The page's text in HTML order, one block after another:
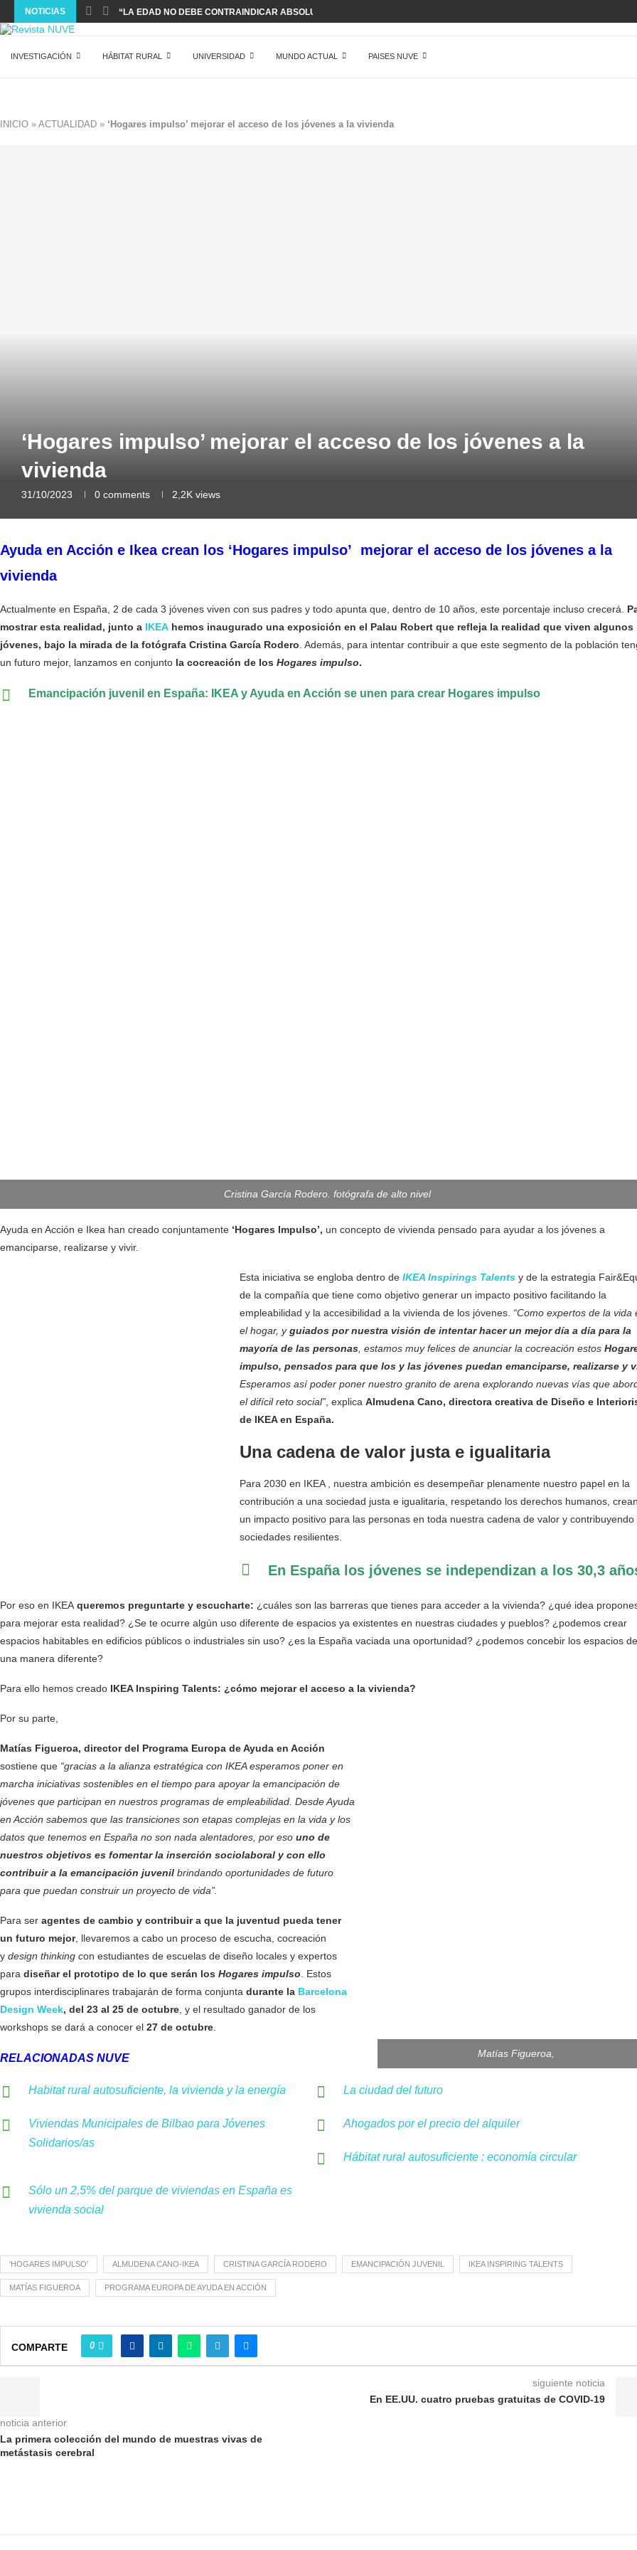
NOTICIAS “LA EDAD NO DEBE CONTRAINDICAR ABSOLUTAMENTE NADA EN...
INVESTIGACIÓN HÁBITAT RURAL UNIVERSIDAD MUNDO ACTUAL PAISES NUVE
INICIO » ACTUALIDAD » ‘Hogares impulso’ mejorar el acceso de los jóvenes a la vivienda
‘Hogares impulso’ mejorar el acceso de los jóvenes a la
vivienda
31/10/2023 0 comments 2,2K views
Ayuda en Acción e Ikea crean los ‘Hogares impulso’ mejorar el acceso de los jóvenes a la
vivienda
Actualmente en España, 2 de cada 3 jóvenes viven con sus padres y todo apunta que, dentro de 10 años, este porcentaje incluso crecerá.
mostrar esta realidad, junto a IKEA hemos inaugurado una exposición en el Palau Robert que refleja la realidad que viven algunos
jóvenes, bajo la mirada de la fotógrafa Cristina García Rodero . Además, para intentar contribuir a que este segmento de la población
un futuro mejor, lanzamos en conjunto la cocreación de los Hogares impulso.
Emancipación juvenil en España: IKEA y Ayuda en Acción se unen para crear Hogares impulso
Cristina García Rodero. fotógrafa de alto nivel
Ayuda en Acción e Ikea han creado conjuntamente ‘Hogares Impulso’, un concepto de vivienda pensado para ayudar a los jóvenes a
emanciparse, realizarse y vivir.
Esta iniciativa se engloba dentro de IKEA Inspirings Talents y de la estrategia
de la compañía que tiene como objetivo generar un impacto positivo facilitando la
empleabilidad y la accesibilidad a la vivienda de los jóvenes. “Como expertos de la vida
el hogar, yguiados por nuestra visión de intentar hacer un mejor día a día para la
mayoría de las personas , estamos muy felices de anunciar la cocreación estos
impulso, pensados para que los y las jóvenes puedan emanciparse, realizarse y
Esperamos así poder poner nuestro granito de arena explorando nuevas vías que
el difícil reto social” , explica Almudena Cano, directora creativa de Diseño e
de IKEA en España.
Una cadena de valor justa e igualitaria
Para 2030 en IKEA , nuestra ambición es desempeñar plenamente nuestro papel en la
contribución a una sociedad justa e igualitaria, respetando los derechos humanos,
un impacto positivo para las personas en toda nuestra cadena de valor y contribuyendo
sociedades resilientes.
En España los jóvenes se independizan a los 30,3
Por eso en IKEA queremos preguntarte y escucharte: ¿cuáles son las barreras que tienes para acceder a la vivienda? ¿qué idea
para mejorar esta realidad? ¿Se te ocurre algún uso diferente de espacios ya existentes en nuestras ciudades y pueblos? ¿podemos crear
espacios habitables en edificios públicos o industriales sin uso? ¿es la España vaciada una oportunidad? ¿podemos concebir los espacios de
una manera diferente?
Para ello hemos creado IKEA Inspiring Talents: ¿cómo mejorar el acceso a la vivienda?
Por su parte,
Matías Figueroa,
Matías Figueroa, director del Programa Europa de Ayuda en Acción
sostiene que “gracias a la alianza estratégica con IKEA esperamos poner en
marcha iniciativas sostenibles en el tiempo para apoyar la emancipación de
jóvenes que participan en nuestros programas de empleabilidad. Desde Ayuda
en Acción sabemos que las transiciones son etapas complejas en la vida y los
datos que tenemos en España no son nada alentadores, por eso uno de
nuestros objetivos es fomentar la inserción sociolaboral y con ello
contribuir a la emancipación juvenil brindando oportunidades de futuro
para que puedan construir un proyecto de vida”.
Para ser agentes de cambio y contribuir a que la juventud pueda tener
un futuro mejor, llevaremos a cabo un proceso de escucha, cocreación
y design thinking con estudiantes de escuelas de diseño locales y expertos
para diseñar el prototipo de lo que serán los Hogares impulso . Estos
grupos interdisciplinares trabajarán de forma conjunta durante la Barcelona
Design Week, del 23 al 25 de octubre , y el resultado ganador de los
workshops se dará a conocer el 27 de octubre
RELACIONADAS NUVE
Habitat rural autosuficiente, la vivienda y la energía La ciudad del futuro
Viviendas Municipales de Bilbao para Jóvenes
Solidarios/as
Ahogados por el precio del alquiler
Hábitat rural autosuficiente : economía circular
Sólo un 2,5% del parque de viviendas en España es
vivienda social
'HOGARES IMPULSO' ALMUDENA CANO-IKEA CRISTINA GARCÍA RODERO EMANCIPACIÓN JUVENIL IKEA INSPIRING TALENTS
MATÍAS FIGUEROA PROGRAMA EUROPA DE AYUDA EN ACCIÓN
COMPARTE 0
noticia anterior
La primera colección del mundo de muestras vivas de
metástasis cerebral
siguiente noticia
En EE.UU. cuatro pruebas gratuitas de COVID-19